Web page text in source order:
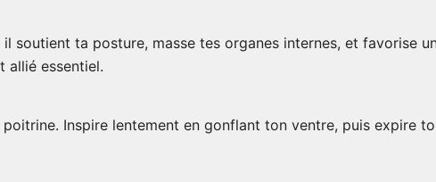
il soutient ta posture, masse tes organes internes, et favorise
allié essentiel.
Inspire lentement en gonflant ton ventre, puis expire